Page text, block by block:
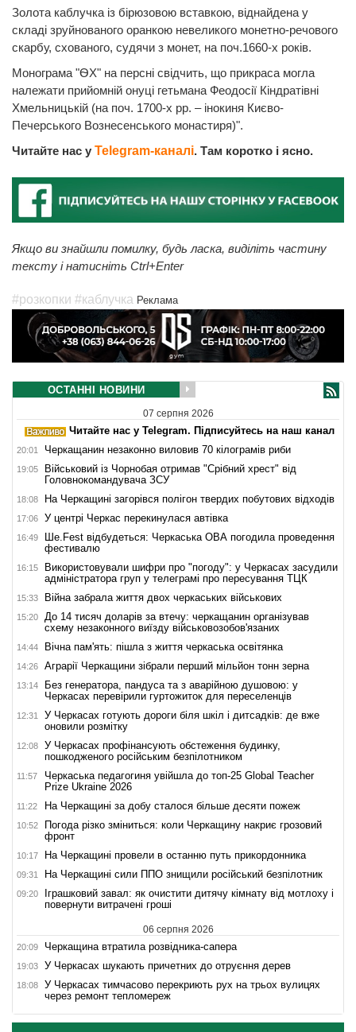
Золота каблучка із бірюзовою вставкою, віднайдена у
складі зруйнованого оранкою невеликого монетно-речового
скарбу, схованого, судячи з монет, на поч.1660-х років.
Монограма "ѲХ" на персні свідчить, що прикраса могла
належати прийомній онуці гетьмана Феодосії Кіндратівні
Хмельницькій (на поч. 1700-х рр. – інокиня Києво-
Печерського Вознесенського монастиря)".
Читайте нас у Telegram-каналі. Там коротко і ясно.
Якщо ви знайшли помилку, будь ласка, виділіть частину
тексту і натисніть Ctrl+Enter
#розкопки #каблучка Реклама
ОСТАННІ НОВИНИ
07 серпня 2026
Читайте нас у Telegram. Підписуйтесь на наш канал
20:01 Черкащанин незаконно виловив 70 кілограмів риби
19:05
Військовий із Чорнобая отримав "Срібний хрест" від
Головнокомандувача ЗСУ
18:08 На Черкащині загорівся полігон твердих побутових відходів
17:06 У центрі Черкас перекинулася автівка
16:49
Ше.Fest відбудеться: Черкаська ОВА погодила проведення
фестивалю
16:15
Використовували шифри про "погоду": у Черкасах засудили
адміністратора груп у телеграмі про пересування ТЦК
15:33 Війна забрала життя двох черкаських військових
15:20
До 14 тисяч доларів за втечу: черкащанин організував
схему незаконного виїзду військовозобов'язаних
14:44 Вічна пам'ять: пішла з життя черкаська освітянка
14:26 Аграрії Черкащини зібрали перший мільйон тонн зерна
13:14
Без генератора, пандуса та з аварійною душовою: у
Черкасах перевірили гуртожиток для переселенців
12:31
У Черкасах готують дороги біля шкіл і дитсадків: де вже
оновили розмітку
12:08
У Черкасах профінансують обстеження будинку,
пошкодженого російським безпілотником
11:57
Черкаська педагогиня увійшла до топ-25 Global Teacher
Prize Ukraine 2026
11:22 На Черкащині за добу сталося більше десяти пожеж
10:52
Погода різко зміниться: коли Черкащину накриє грозовий
фронт
10:17 На Черкащині провели в останню путь прикордонника
09:31 На Черкащині сили ППО знищили російський безпілотник
09:20
Іграшковий завал: як очистити дитячу кімнату від мотлоху і
повернути витрачені гроші
06 серпня 2026
20:09 Черкащина втратила розвідника-сапера
19:03 У Черкасах шукають причетних до отруєння дерев
18:08
У Черкасах тимчасово перекриють рух на трьох вулицях
через ремонт тепломереж